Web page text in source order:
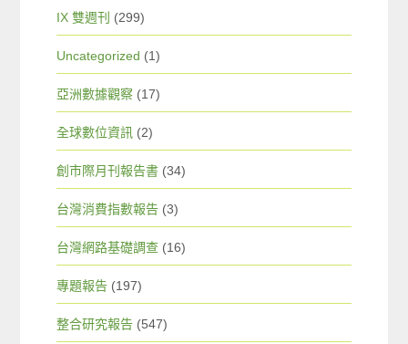
IX 雙週刊 (299)
Uncategorized (1)
亞洲數據觀察 (17)
全球數位資訊 (2)
創市際月刊報告書 (34)
台灣消費指數報告 (3)
台灣網路基礎調查 (16)
專題報告 (197)
整合研究報告 (547)